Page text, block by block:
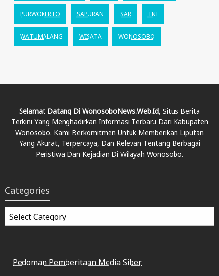
PURWOKERTO SAPURAN SAR TNI
WATUMALANG WISATA WONOSOBO
Selamat Datang Di WonosoboNews.web.id, Situs Berita
Terkini Yang Menghadirkan Informasi Terbaru Dari Kabupaten
Wonosobo. Kami Berkomitmen Untuk Memberikan Liputan
Yang Akurat, Terpercaya, Dan Relevan Tentang Berbagai
Peristiwa Dan Kejadian Di Wilayah Wonosobo.
Categories
Categories
Pedoman Pemberitaan Media Siber